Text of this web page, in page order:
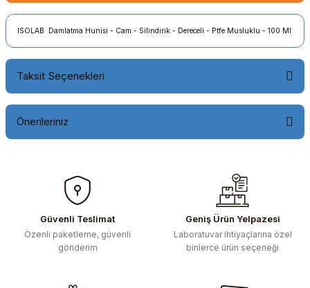
ISOLAB Damlatma Hunisi - Cam - Silindirik - Dereceli - Ptfe Musluklu - 100 Ml
Taksit Seçenekleri
Önerileriniz
konularda yetersiz gördüğünüz noktaları öneri formunu
kullanarak tarafımıza iletebilirsiniz.
Görüş ve önerileriniz için teşekkür ederiz.
Ürün resmi kalitesiz, bozuk veya görüntülenemiyor.
Güvenli Teslimat
Özenli paketleme, güvenli
gönderim
Geniş Ürün Yelpazesi
Laboratuvar ihtiyaçlarına özel
binlerce ürün seçeneği